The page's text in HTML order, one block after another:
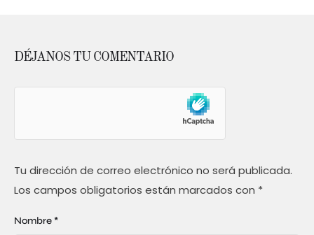
DÉJANOS TU COMENTARIO
Tu dirección de correo electrónico no será publicada.
Los campos obligatorios están marcados con *
Nombre *